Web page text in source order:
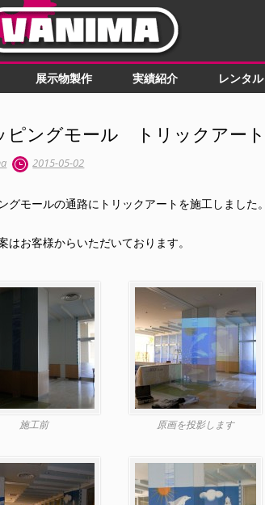
menu
展示物製作 実績紹介 レンタル
ピングモール トリックアート
2015-05-02
グモールの通路にトリックアートを施工しました。
はお客様からいただいております。
施工前 原画を投影します